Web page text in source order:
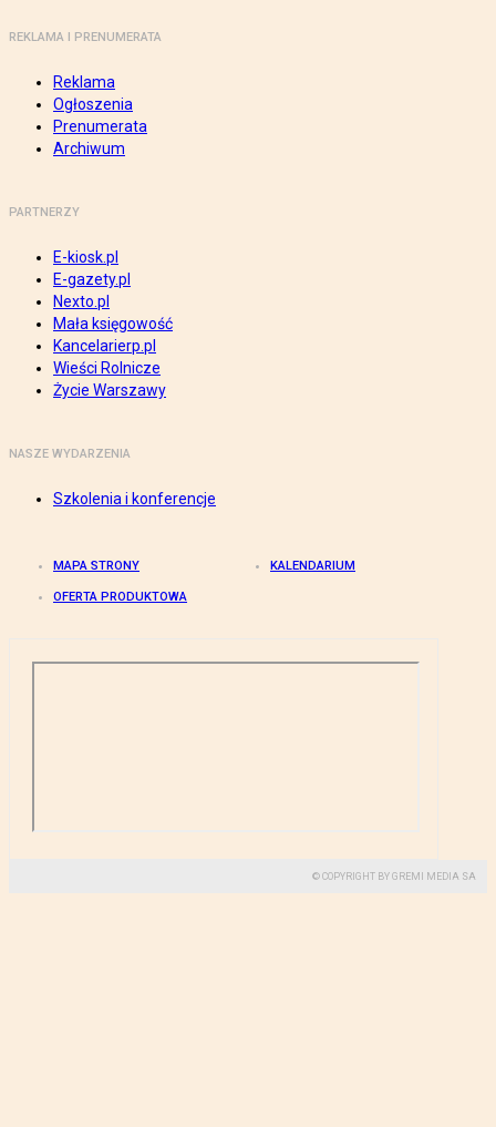
REKLAMA I PRENUMERATA
Reklama
Ogłoszenia
Prenumerata
Archiwum
PARTNERZY
E-kiosk.pl
E-gazety.pl
Nexto.pl
Mała księgowość
Kancelarierp.pl
Wieści Rolnicze
Życie Warszawy
NASZE WYDARZENIA
Szkolenia i konferencje
MAPA STRONY KALENDARIUM
OFERTA PRODUKTOWA
© COPYRIGHT BY GREMI MEDIA SA